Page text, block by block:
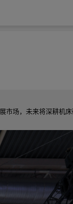
市场，未来将深耕机